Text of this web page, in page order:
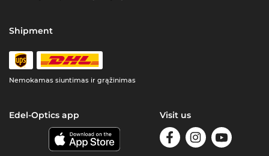
Shipment
Nemokamas siuntimas ir grąžinimas
Edel-Optics app Visit us